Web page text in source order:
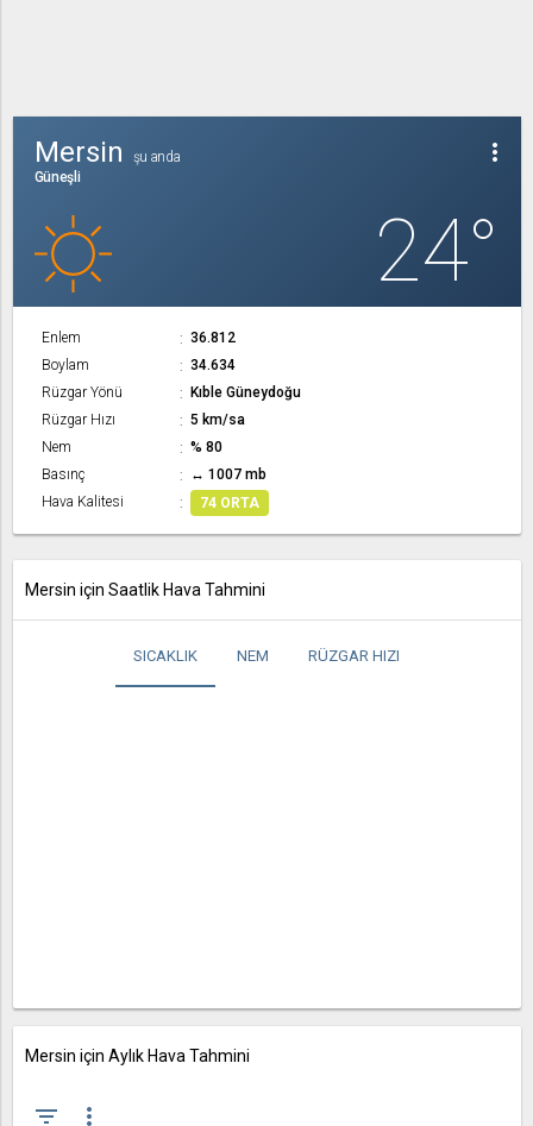
more_vert
Mersin
şu anda
Güneşli
24°
Enlem
36.812
Boylam
34.634
Rüzgar Yönü
Kıble Güneydoğu
Rüzgar Hızı
5 km/sa
Nem
% 80
Basınç
↔ 1007 mb
Hava Kalitesi
74 ORTA
Mersin için Saatlik Hava Tahmini
SICAKLIK NEM RÜZGAR HIZI
Mersin için Aylık Hava Tahmini
filter_list more_vert